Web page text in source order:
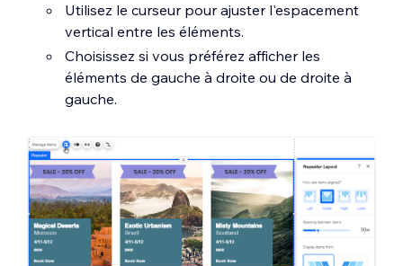
Utilisez le curseur pour ajuster l'espacement
vertical entre les éléments.
Choisissez si vous préférez afficher les
éléments de gauche à droite ou de droite à
gauche.